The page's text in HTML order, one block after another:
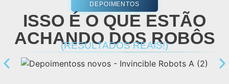
DEPOIMENTOS
ISSO É O QUE ESTÃO
ACHANDO DOS ROBÔS
(RESULTADOS REAIS!)